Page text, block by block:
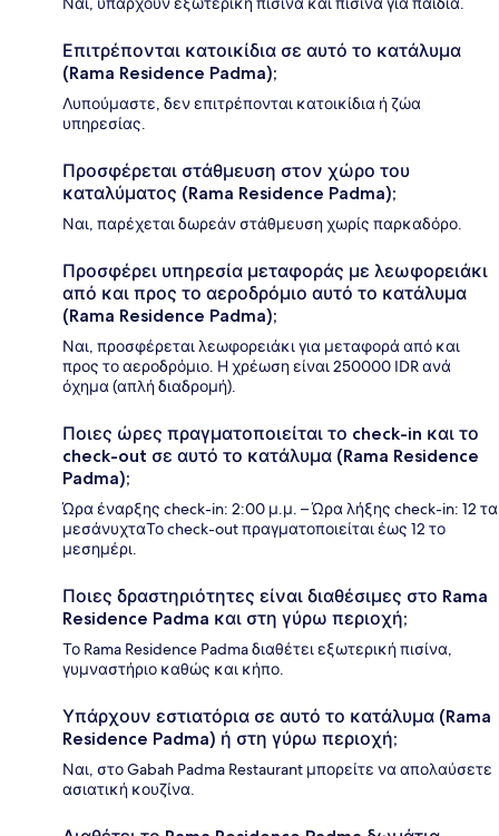
Επιτρέπονται κατοικίδια σε αυτό το κατάλυμα
(Rama Residence Padma);
Λυπούμαστε, δεν επιτρέπονται κατοικίδια ή ζώα
υπηρεσίας.
Προσφέρεται στάθμευση στον χώρο του
καταλύματος (Rama Residence Padma);
Ναι, παρέχεται δωρεάν στάθμευση χωρίς παρκαδόρο.
Προσφέρει υπηρεσία μεταφοράς με λεωφορειάκι
από και προς το αεροδρόμιο αυτό το κατάλυμα
(Rama Residence Padma);
Ναι, προσφέρεται λεωφορειάκι για μεταφορά από και
προς το αεροδρόμιο. Η χρέωση είναι 250000 IDR ανά
όχημα (απλή διαδρομή).
Ποιες ώρες πραγματοποιείται το check-in και το
check-out σε αυτό το κατάλυμα (Rama Residence
Padma);
Ώρα έναρξης check-in: 2:00 μ.μ. – Ώρα λήξης check-in: 12 τα
μεσάνυχταΤο check-out πραγματοποιείται έως 12 το
μεσημέρι.
Ποιες δραστηριότητες είναι διαθέσιμες στο Rama
Residence Padma και στη γύρω περιοχή;
Το Rama Residence Padma διαθέτει εξωτερική πισίνα,
γυμναστήριο καθώς και κήπο.
Υπάρχουν εστιατόρια σε αυτό το κατάλυμα (Rama
Residence Padma) ή στη γύρω περιοχή;
Ναι, στο Gabah Padma Restaurant μπορείτε να απολαύσετε
ασιατική κουζίνα.